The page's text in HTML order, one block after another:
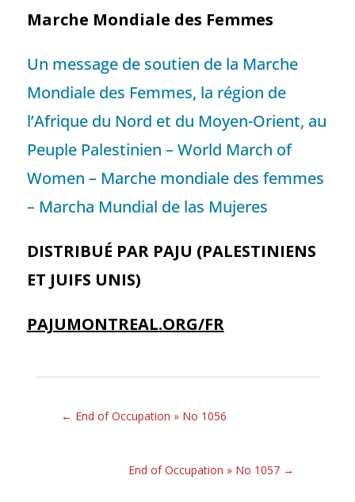
Marche Mondiale des Femmes
Un message de soutien de la Marche
Mondiale des Femmes, la région de
l’Afrique du Nord et du Moyen-Orient, au
Peuple Palestinien – World March of
Women – Marche mondiale des femmes
– Marcha Mundial de las Mujeres
DISTRIBUÉ PAR PAJU (PALESTINIENS
ET JUIFS UNIS)
PAJUMONTREAL.ORG/FR
← End of Occupation » No 1056
End of Occupation » No 1057 →